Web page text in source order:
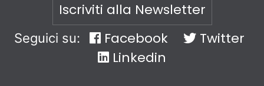
Iscriviti alla Newsletter
Seguici su: Facebook
Twitter
Linkedin